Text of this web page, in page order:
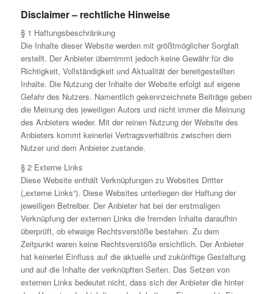
Disclaimer – rechtliche Hinweise
§ 1 Haftungsbeschränkung
Die Inhalte dieser Website werden mit größtmöglicher Sorgfalt
erstellt. Der Anbieter übernimmt jedoch keine Gewähr für die
Richtigkeit, Vollständigkeit und Aktualität der bereitgestellten
Inhalte. Die Nutzung der Inhalte der Website erfolgt auf eigene
Gefahr des Nutzers. Namentlich gekennzeichnete Beiträge geben
die Meinung des jeweiligen Autors und nicht immer die Meinung
des Anbieters wieder. Mit der reinen Nutzung der Website des
Anbieters kommt keinerlei Vertragsverhältnis zwischen dem
Nutzer und dem Anbieter zustande.
§ 2 Externe Links
Diese Website enthält Verknüpfungen zu Websites Dritter
(„externe Links“). Diese Websites unterliegen der Haftung der
jeweiligen Betreiber. Der Anbieter hat bei der erstmaligen
Verknüpfung der externen Links die fremden Inhalte daraufhin
überprüft, ob etwaige Rechtsverstöße bestehen. Zu dem
Zeitpunkt waren keine Rechtsverstöße ersichtlich. Der Anbieter
hat keinerlei Einfluss auf die aktuelle und zukünftige Gestaltung
und auf die Inhalte der verknüpften Seiten. Das Setzen von
externen Links bedeutet nicht, dass sich der Anbieter die hinter